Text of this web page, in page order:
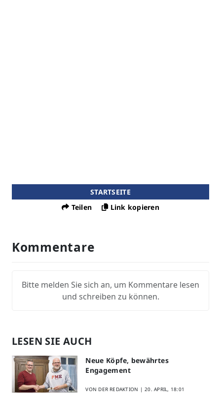
STARTSEITE
Teilen
Link kopieren
Kommentare
Bitte melden Sie sich an, um Kommentare lesen
und schreiben zu können.
LESEN SIE AUCH
Neue Köpfe, bewährtes
Engagement
VON DER REDAKTION |20. APRIL, 18:01